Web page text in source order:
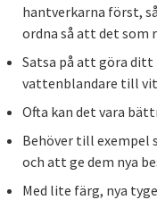
hantverkarna först,
ordna så att det
Satsa på att göra
vattenblandare till
Ofta kan det vara
Behöver till exempel
och att ge dem nya
Med lite färg, nya